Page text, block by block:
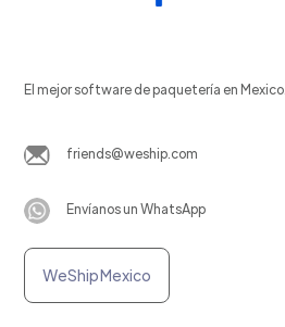
El mejor software de paquetería en Mexico.
friends@weship.com
Envíanos un WhatsApp
WeShip Mexico